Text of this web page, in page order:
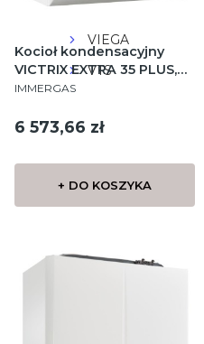
VALVEX
VIEGA
VTS
Kocioł kondensacyjny
VICTRIX EXTRA 35 PLUS,
jednofunkcyjny, wiszący
PRODUCENT
IMMERGAS
Cena
6 573,66 zł
+ DO KOSZYKA